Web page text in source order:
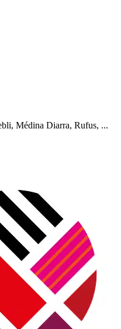
Médina Diarra, Rufus, ...